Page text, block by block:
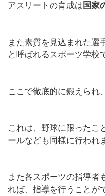
アスリートの育成は 国家
また素質を見込まれた選
と呼ばれるスポーツ学校
ここで徹底的に鍛えられ
これは、野球に限ったこ
ールなども同様に行われ
また各スポーツの指導者
れば、指導を行うことが